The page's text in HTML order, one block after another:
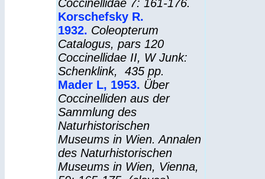
Coccinellidae7: 161-176.
Korschefsky R.
1932. Coleopterum
Catalogus, pars 120
Coccinellidae II, W Junk:
Schenklink, 435 pp.
Mader L, 1953. Über
Coccinelliden aus der
Sammlung des
Naturhistorischen
Museums in Wien. Annalen
des Naturhistorischen
Museums in Wien, Vienna,